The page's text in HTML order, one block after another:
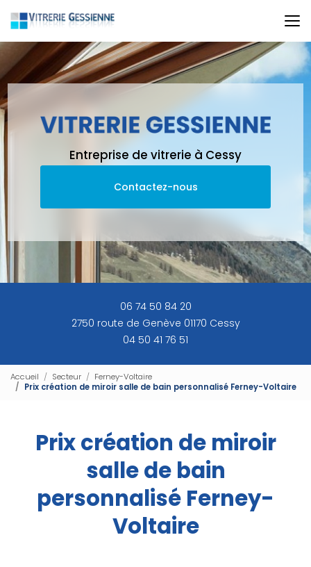
au
contenu
principal
Entreprise de vitrerie à Cessy
Contactez-nous
06 74 50 84 20
2750 route de Genève 01170 Cessy
04 50 41 76 51
Accueil Secteur
Ferney-Voltaire
Prix création de miroir salle de bain personnalisé Ferney-Voltaire
Prix création de miroir
salle de bain
personnalisé Ferney-
Voltaire